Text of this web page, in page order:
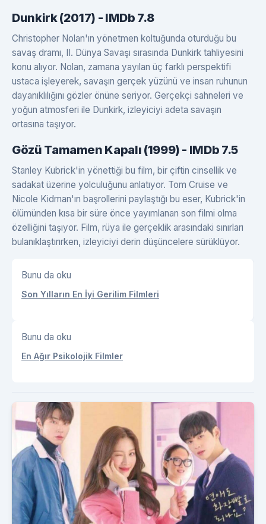
Dunkirk (2017) - IMDb 7.8
Christopher Nolan'ın yönetmen koltuğunda oturduğu bu
savaş dramı, II. Dünya Savaşı sırasında Dunkirk tahliyesini
konu alıyor. Nolan, zamana yayılan üç farklı perspektifi
ustaca işleyerek, savaşın gerçek yüzünü ve insan ruhunun
dayanıklılığını gözler önüne seriyor. Gerçekçi sahneleri ve
yoğun atmosferi ile Dunkirk, izleyiciyi adeta savaşın
ortasına taşıyor.
Gözü Tamamen Kapalı (1999) - IMDb 7.5
Stanley Kubrick'in yönettiği bu film, bir çiftin cinsellik ve
sadakat üzerine yolculuğunu anlatıyor. Tom Cruise ve
Nicole Kidman'ın başrollerini paylaştığı bu eser, Kubrick'in
ölümünden kısa bir süre önce yayımlanan son filmi olma
özelliğini taşıyor. Film, rüya ile gerçeklik arasındaki sınırları
bulanıklaştırırken, izleyiciyi derin düşüncelere sürüklüyor.
Bunu da oku
Son Yılların En İyi Gerilim Filmleri
Bunu da oku
En Ağır Psikolojik Filmler